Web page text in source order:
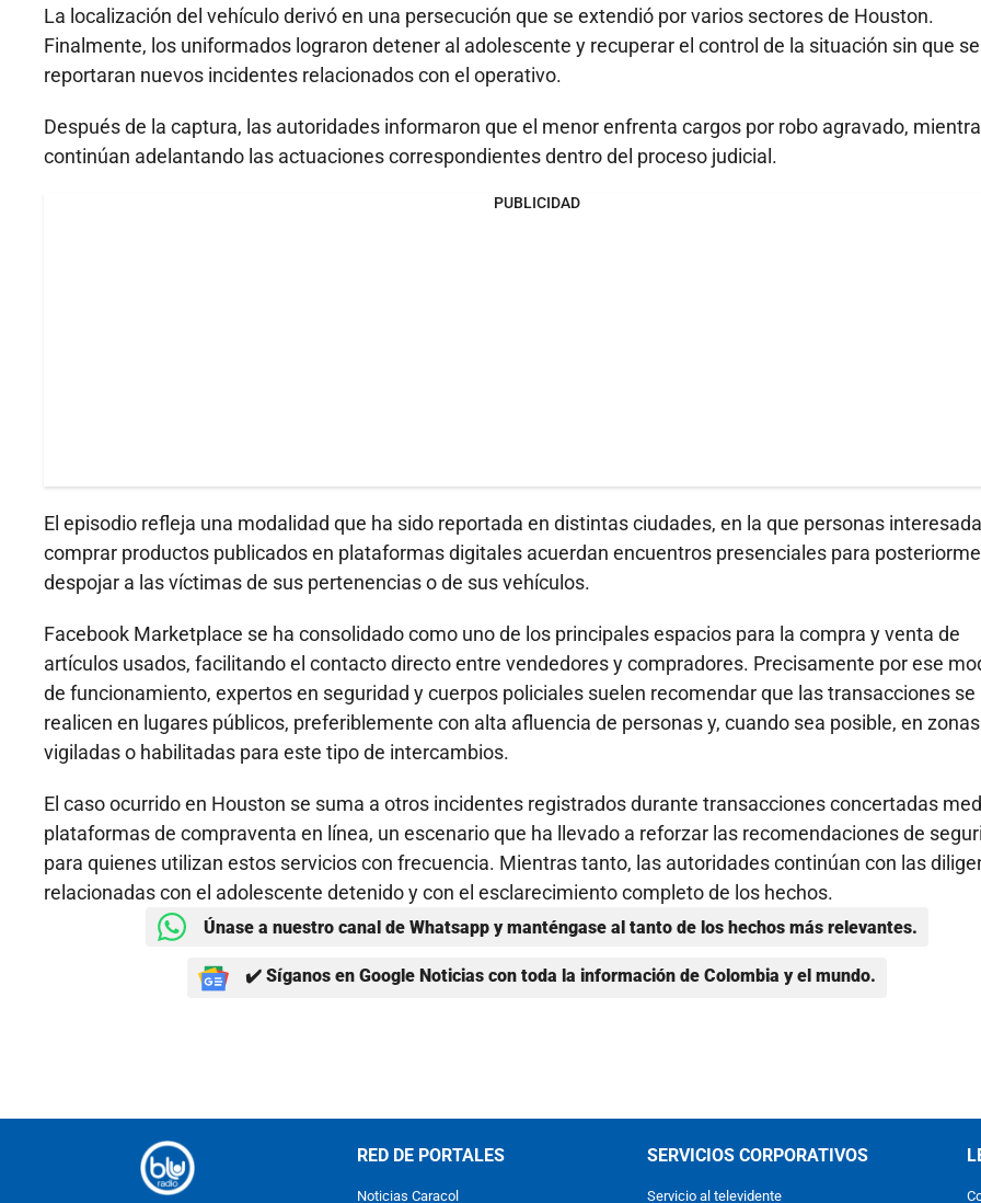
La localización del vehículo derivó en una persecución que se extendió por varios sectores de Houston.
Finalmente, los uniformados lograron detener al adolescente y recuperar el control de la situación sin que se
reportaran nuevos incidentes relacionados con el operativo.
Después de la captura, las autoridades informaron que el menor enfrenta cargos por robo agravado,
continúan adelantando las actuaciones correspondientes dentro del proceso judicial.
PUBLICIDAD
El episodio refleja una modalidad que ha sido reportada en distintas ciudades, en la que personas
comprar productos publicados en plataformas digitales acuerdan encuentros presenciales para
despojar a las víctimas de sus pertenencias o de sus vehículos.
Facebook Marketplace se ha consolidado como uno de los principales espacios para la compra y venta de
artículos usados, facilitando el contacto directo entre vendedores y compradores. Precisamente por ese
de funcionamiento, expertos en seguridad y cuerpos policiales suelen recomendar que las transacciones se
realicen en lugares públicos, preferiblemente con alta afluencia de personas y, cuando sea posible, en zonas
vigiladas o habilitadas para este tipo de intercambios.
El caso ocurrido en Houston se suma a otros incidentes registrados durante transacciones concertadas
plataformas de compraventa en línea, un escenario que ha llevado a reforzar las recomendaciones de
para quienes utilizan estos servicios con frecuencia. Mientras tanto, las autoridades continúan con las
relacionadas con el adolescente detenido y con el esclarecimiento completo de los hechos.
Únase a nuestro canal de Whatsapp y manténgase al tanto de los hechos más relevantes.
✔️ Síganos en Google Noticias con toda la información de Colombia y el mundo.
RED DE PORTALES
Noticias Caracol
SERVICIOS CORPORATIVOS
Servicio al televidente